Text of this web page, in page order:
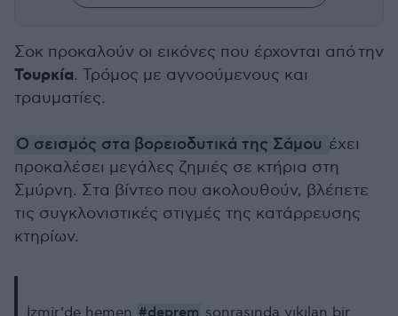
Σοκ προκαλούν οι εικόνες που έρχονται από την
Τουρκία. Τρόμος με αγνοούμενους και
τραυματίες.
Ο σεισμός στα βορειοδυτικά της Σάμου έχει
προκαλέσει μεγάλες ζημιές σε κτήρια στη
Σμύρνη. Στα βίντεο που ακολουθούν, βλέπετε
τις συγκλονιστικές στιγμές της κατάρρευσης
κτηρίων.
#deprem